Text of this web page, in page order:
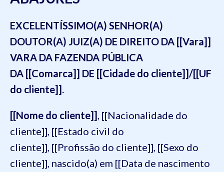
EXCELENTÍSSIMO(A) SENHOR(A)
DOUTOR(A) JUIZ(A) DE DIREITO DA [[Vara]]
VARA DA FAZENDA PÚBLICA
DA [[Comarca]] DE [[Cidade do cliente]]/[[UF
do cliente]].
[[Nome do cliente]] , [[Nacionalidade do
cliente]], [[Estado civil do
cliente]], [[Profissão do cliente]], [[Sexo do
cliente]], nascido(a) em [[Data de nascimento